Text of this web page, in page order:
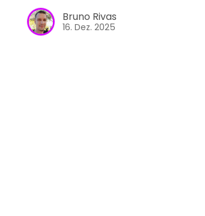
Bruno Rivas
16. Dez. 2025